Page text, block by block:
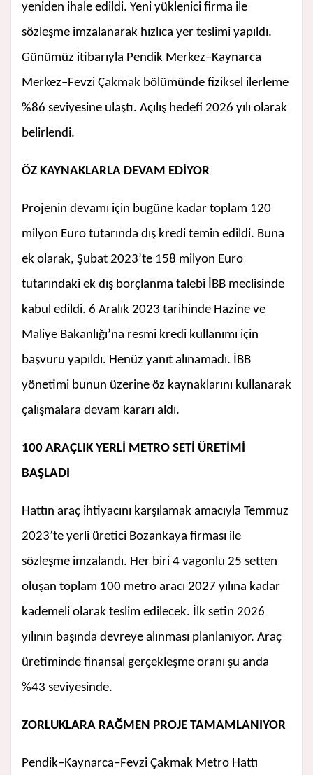
yeniden ihale edildi. Yeni yüklenici firma ile
sözleşme imzalanarak hızlıca yer teslimi yapıldı.
Günümüz itibarıyla Pendik Merkez–Kaynarca
Merkez–Fevzi Çakmak bölümünde fiziksel ilerleme
%86 seviyesine ulaştı. Açılış hedefi 2026 yılı olarak
belirlendi.
ÖZ KAYNAKLARLA DEVAM EDİYOR
Projenin devamı için bugüne kadar toplam 120
milyon Euro tutarında dış kredi temin edildi. Buna
ek olarak, Şubat 2023’te 158 milyon Euro
tutarındaki ek dış borçlanma talebi İBB meclisinde
kabul edildi. 6 Aralık 2023 tarihinde Hazine ve
Maliye Bakanlığı’na resmi kredi kullanımı için
başvuru yapıldı. Henüz yanıt alınamadı. İBB
yönetimi bunun üzerine öz kaynaklarını kullanarak
çalışmalara devam kararı aldı.
100 ARAÇLIK YERLİ METRO SETİ ÜRETİMİ
BAŞLADI
Hattın araç ihtiyacını karşılamak amacıyla Temmuz
2023’te yerli üretici Bozankaya firması ile
sözleşme imzalandı. Her biri 4 vagonlu 25 setten
oluşan toplam 100 metro aracı 2027 yılına kadar
kademeli olarak teslim edilecek. İlk setin 2026
yılının başında devreye alınması planlanıyor. Araç
üretiminde finansal gerçekleşme oranı şu anda
%43 seviyesinde.
ZORLUKLARA RAĞMEN PROJE TAMAMLANIYOR
Pendik–Kaynarca–Fevzi Çakmak Metro Hattı